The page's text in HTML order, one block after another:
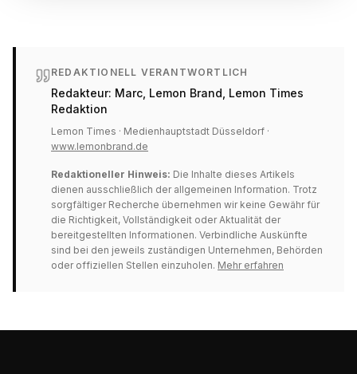
REDAKTIONELL VERANTWORTLICH
Redakteur: Marc, Lemon Brand , Lemon Times
Redaktion
Lemon Times · Medienhauptstadt Düsseldorf ·
www.lemonbrand.de
Redaktioneller Hinweis: Die Inhalte dieses Artikels
dienen ausschließlich der allgemeinen Information. Trotz
sorgfältiger Recherche übernehmen wir keine Gewähr für
die Richtigkeit, Vollständigkeit oder Aktualität der
bereitgestellten Informationen. Verbindliche Auskünfte
sind bei den jeweils zuständigen Unternehmen, Behörden
oder offiziellen Stellen einzuholen. Mehr erfahren